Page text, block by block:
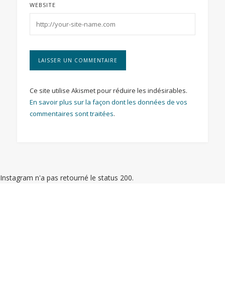
WEBSITE
Ce site utilise Akismet pour réduire les indésirables.
En savoir plus sur la façon dont les données de vos
commentaires sont traitées.
Instagram n'a pas retourné le status 200.